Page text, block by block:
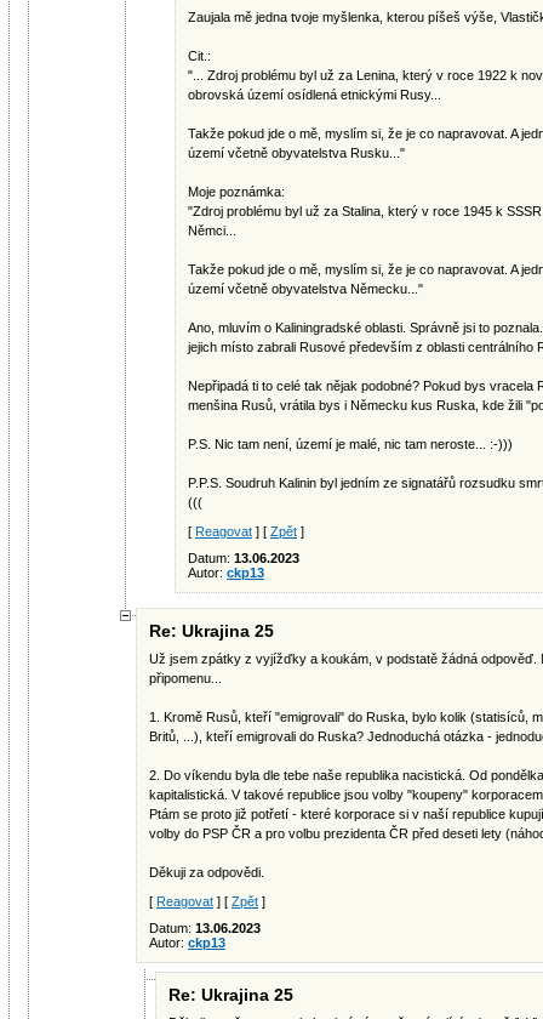
Zaujala mě jedna tvoje myšlenka, kterou píšeš výše,
Cit.:
"... Zdroj problému byl už za Lenina, který v roce 1922 k
obrovská území osídlená etnickými Rusy...
Takže pokud jde o mě, myslím si, že je co napravovat. A
území včetně obyvatelstva Rusku..."
Moje poznámka:
"Zdroj problému byl už za Stalina, který v roce 1945 k
Němci...
Takže pokud jde o mě, myslím si, že je co napravovat. A
území včetně obyvatelstva Německu..."
Ano, mluvím o Kaliningradské oblasti. Správně jsi to
jejich místo zabrali Rusové především z oblasti centrálního
Nepřipadá ti to celé tak nějak podobné? Pokud bys vracela
menšina Rusů, vrátila bys i Německu kus Ruska, kde žili
P.S. Nic tam není, území je malé, nic tam neroste... :-)))
P.P.S. Soudruh Kalinin byl jedním ze signatářů rozsudku
(((
[ Reagovat ] [ Zpět ]
Datum: 13.06.2023
Autor: ckp13
Re: Ukrajina 25
Už jsem zpátky z vyjížďky a koukám, v podstatě žádná odpověď.
připomenu...
1. Kromě Rusů, kteří "emigrovali" do Ruska, bylo kolik (statisíců,
Britů, ...), kteří emigrovali do Ruska? Jednoduchá otázka -
2. Do víkendu byla dle tebe naše republika nacistická. Od
kapitalistická. V takové republice jsou volby "koupeny"
Ptám se proto již potřetí - které korporace si v naší republice
volby do PSP ČR a pro volbu prezidenta ČR před deseti lety
Děkuji za odpovědi.
[ Reagovat ] [ Zpět ]
Datum: 13.06.2023
Autor: ckp13
Re: Ukrajina 25